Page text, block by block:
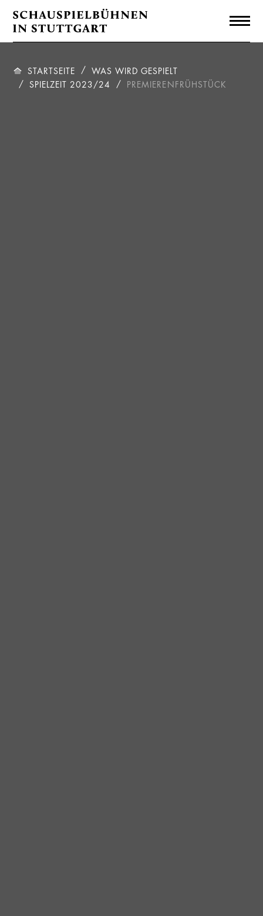
STARTSEITE
WAS WIRD GESPIELT
SPIELZEIT 2023/24
PREMIERENFRÜHSTÜCK